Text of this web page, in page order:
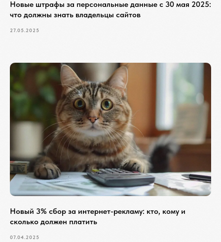
Новые штрафы за персональные данные с 30 мая 2025:
что должны знать владельцы сайтов
27.05.2025
Новый 3% сбор за интернет-рекламу: кто, кому и
сколько должен платить
07.04.2025